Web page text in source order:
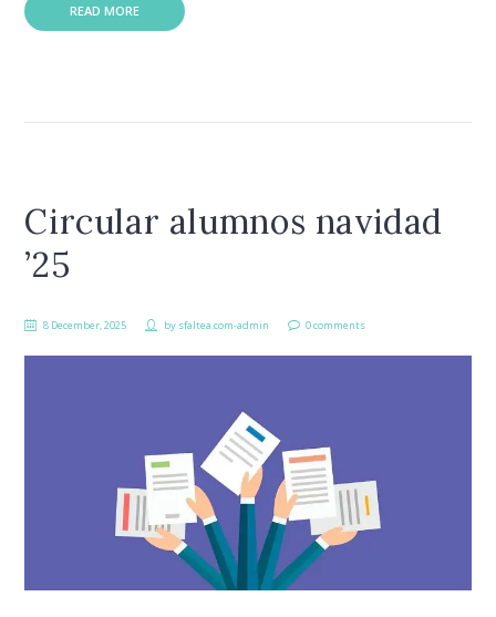
READ MORE
Circular alumnos navidad
’25
8 December, 2025 by sfaltea.com-admin 0 comments